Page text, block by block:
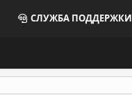
СЛУЖБА ПОДДЕРЖКИ